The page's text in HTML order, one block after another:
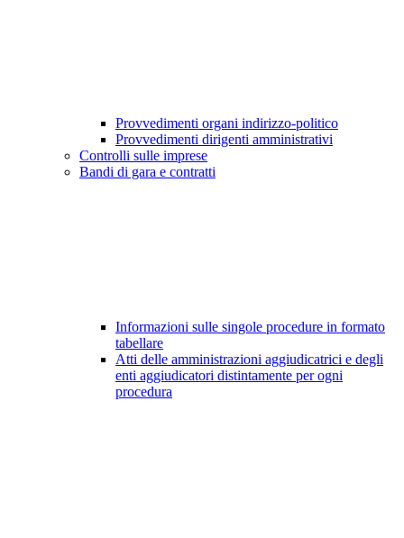
Provvedimenti organi indirizzo-politico
Provvedimenti dirigenti amministrativi
Controlli sulle imprese
Bandi di gara e contratti
Informazioni sulle singole procedure in formato
tabellare
Atti delle amministrazioni aggiudicatrici e degli
enti aggiudicatori distintamente per ogni
procedura